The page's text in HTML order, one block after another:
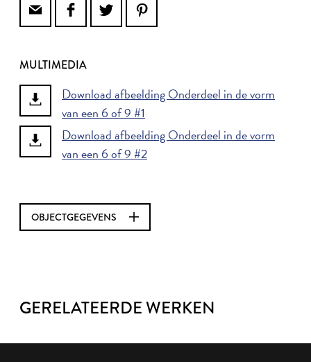
MULTIMEDIA
Download afbeelding Onderdeel in de vorm
van een 6 of 9 #1
Download afbeelding Onderdeel in de vorm
van een 6 of 9 #2
OBJECTGEGEVENS
GERELATEERDE WERKEN